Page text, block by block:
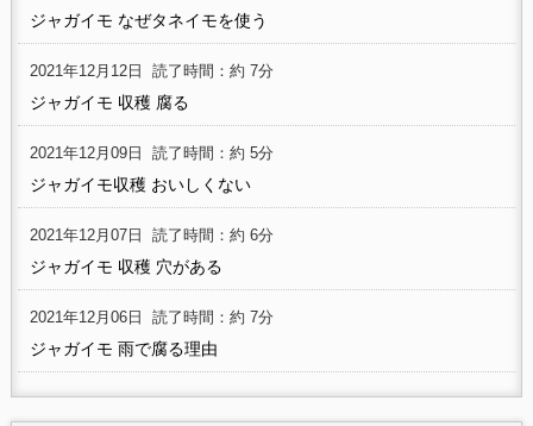
ジャガイモ なぜタネイモを使う
2021年12月12日 読了時間：約 7分
ジャガイモ 収穫 腐る
2021年12月09日 読了時間：約 5分
ジャガイモ収穫 おいしくない
2021年12月07日 読了時間：約 6分
ジャガイモ 収穫 穴がある
2021年12月06日 読了時間：約 7分
ジャガイモ 雨で腐る理由